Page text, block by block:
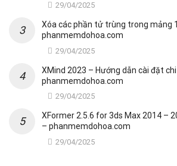
29/04/2025
Xóa các phần tử trùng trong mảng
phanmemdohoa.com
29/04/2025
XMind 2023 – Hướng dẫn cài đặt
phanmemdohoa.com
29/04/2025
XFormer 2.5.6 for 3ds Max 2014 –
– phanmemdohoa.com
29/04/2025